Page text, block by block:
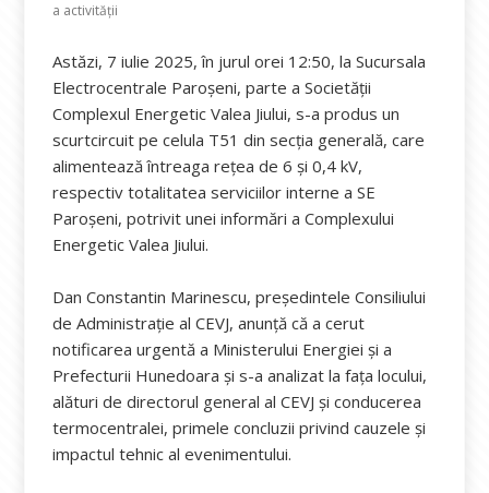
a activității
Astăzi, 7 iulie 2025, în jurul orei 12:50, la Sucursala
Electrocentrale Paroșeni, parte a Societății
Complexul Energetic Valea Jiului, s-a produs un
scurtcircuit pe celula T51 din secția generală, care
alimentează întreaga rețea de 6 și 0,4 kV,
respectiv totalitatea serviciilor interne a SE
Paroșeni, potrivit unei informări a Complexului
Energetic Valea Jiului.
Dan Constantin Marinescu, președintele Consiliului
de Administrație al CEVJ, anunță că a cerut
notificarea urgentă a Ministerului Energiei și a
Prefecturii Hunedoara și s-a analizat la fața locului,
alături de directorul general al CEVJ și conducerea
termocentralei, primele concluzii privind cauzele și
impactul tehnic al evenimentului.